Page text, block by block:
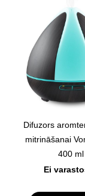
Difuzors
mitrināšanai
400 ml
Ei